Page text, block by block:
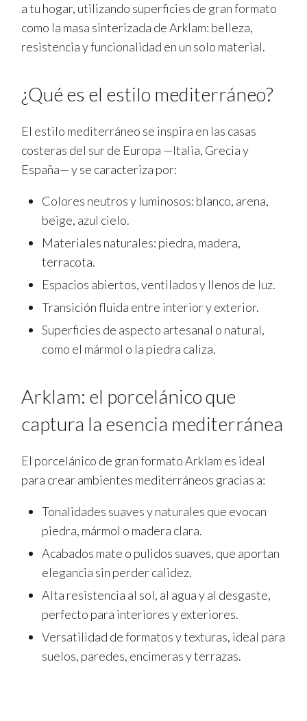
a tu hogar, utilizando superficies de gran formato
como la masa sinterizada de Arklam: belleza,
resistencia y funcionalidad en un solo material.
¿Qué es el estilo mediterráneo?
El estilo mediterráneo se inspira en las casas
costeras del sur de Europa —Italia, Grecia y
España— y se caracteriza por:
Colores neutros y luminosos: blanco, arena,
beige, azul cielo.
Materiales naturales: piedra, madera,
terracota.
Espacios abiertos, ventilados y llenos de luz.
Transición fluida entre interior y exterior.
Superficies de aspecto artesanal o natural,
como el mármol o la piedra caliza.
Arklam: el porcelánico que
captura la esencia mediterránea
El porcelánico de gran formato Arklam es ideal
para crear ambientes mediterráneos gracias a:
Tonalidades suaves y naturales que evocan
piedra, mármol o madera clara.
Acabados mate o pulidos suaves, que aportan
elegancia sin perder calidez.
Alta resistencia al sol, al agua y al desgaste,
perfecto para interiores y exteriores.
Versatilidad de formatos y texturas, ideal para
suelos, paredes, encimeras y terrazas.